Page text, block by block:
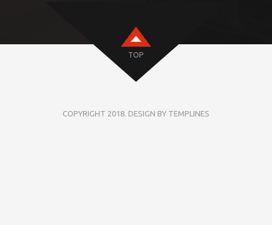
TOP
COPYRIGHT 2018. DESIGN BY TEMPLINES